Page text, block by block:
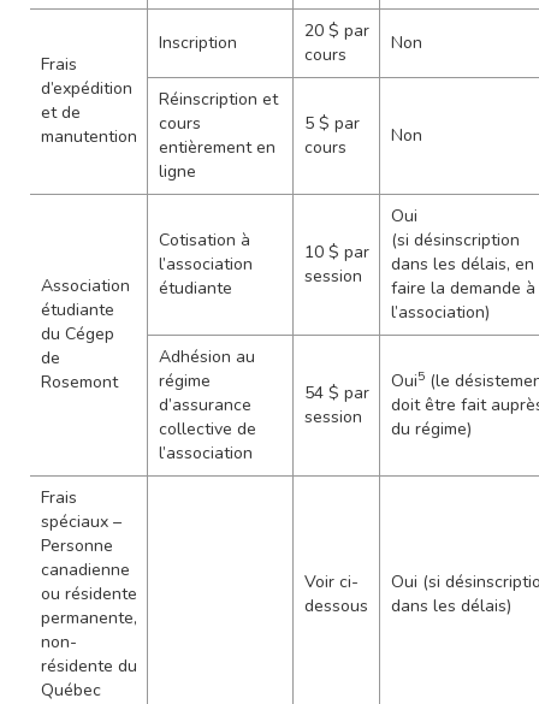
Frais
d’expédition
et de
manutention
Inscription
20 $ par
cours
Non
Réinscription et
cours
entièrement en
ligne
5 $ par
cours
Non
Association
étudiante
du Cégep
de
Rosemont
Cotisation à
l’association
étudiante
10 $ par
session
Oui
(si désinscription
dans les délais, en
faire la demande à
l’association)
Adhésion au
régime
d’assurance
collective de
l’association
54 $ par
session
Oui5 (le
doit être fait
du régime)
Frais
spéciaux –
Personne
canadienne
ou résidente
permanente,
non-
résidente du
Québec
Voir ci-
dessous
Oui (si
dans les délais)